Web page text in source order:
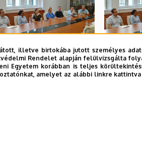
illetve birtokába jutott személyes
Rendelet alapján felülvizsgálta
Egyetem korábban is teljes
amelyet az alábbi linkre